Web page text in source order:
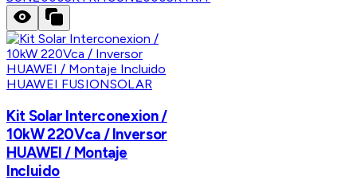
HUAWEI FUSIONSOLAR
Kit Solar Interconexion /
10kW 220Vca / Inversor
HUAWEI / Montaje
Incluido